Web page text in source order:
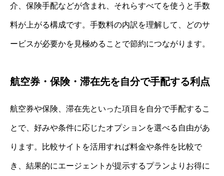
介、保険手配などが含まれ、それらすべてを使うと手数
料が上がる構成です。手数料の内訳を理解して、どのサ
ービスが必要かを見極めることで節約につながります。
航空券・保険・滞在先を自分で手配する利点
航空券や保険、滞在先といった項目を自分で手配するこ
とで、好みや条件に応じたオプションを選べる自由があ
ります。比較サイトを活用すれば料金や条件を比較で
き、結果的にエージェントが提示するプランよりお得に